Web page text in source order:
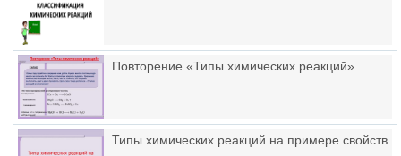
Повторение «Типы химических реакций»
Типы химических реакций на примере свойств